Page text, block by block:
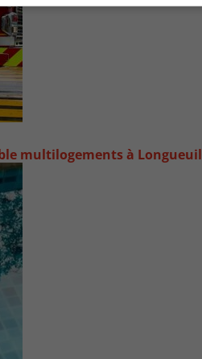
multilogements à Longueuil